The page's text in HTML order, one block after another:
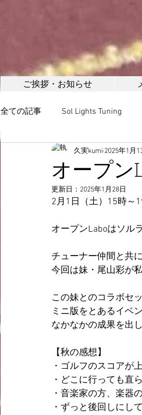
ご挨拶・お知らせ
全ての記事 Sol Lights Tuning
ボディメイク 美容調整・矯
日本誇張法協会 頭蓋調整
読書 趣味 オ
オープン
久実kumi 2025年1月
更新日： 2025年1月28日
2月1日（土）15時～
オープンLaboはソル
チューナー仲間と共に
今回は妹・尾山彩が
この妹とのコラボセ
ミニ版をとあるイベ
なかなかの成果を出
【秋の感想】
・ゴルフのスコアが
・どこに行っても直
・音楽家の方、楽器
・ずっと後回しにし